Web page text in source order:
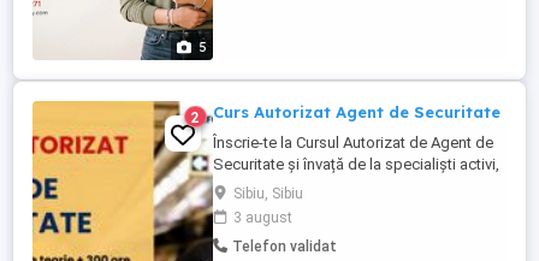
5
2 Curs Autorizat Agent de Securitate
Înscrie-te la Cursul Autorizat de Agent de
Securitate și învață de la specialiști activi,
cu experiență bogată în domeniu. - 360 de
ore (60 ore de teorie online sau la sala de
curs și 300 de ore de practică, timp de 45
de zile) - Certificat de calificare valabil de
Sibiu, Sibiu
3 august
Telefon validat